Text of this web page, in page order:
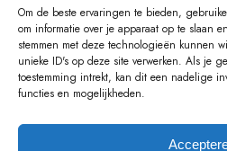
Om de beste ervaringen te bieden,
om informatie over je apparaat op te slaan
stemmen met deze technologieën kunnen
unieke ID's op deze site verwerken. Als je
toestemming intrekt, kan dit een nadelige
functies en mogelijkheden.
CONTACT
Vragen of wensen? Neem
+31 (0)6 229 021 29